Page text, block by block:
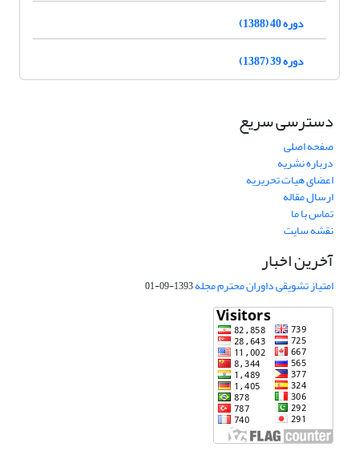
دوره 40 (1388)
دوره 39 (1387)
دسترسی سریع
صفحه اصلی
درباره نشریه
اعضای هیات تحریریه
ارسال مقاله
تماس با ما
نقشه سایت
آخرین اخبار
امتیاز تشویقی داوران محترم مجله1393-09-01